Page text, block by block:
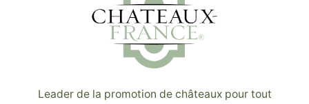
Leader de la promotion de châteaux pour tout